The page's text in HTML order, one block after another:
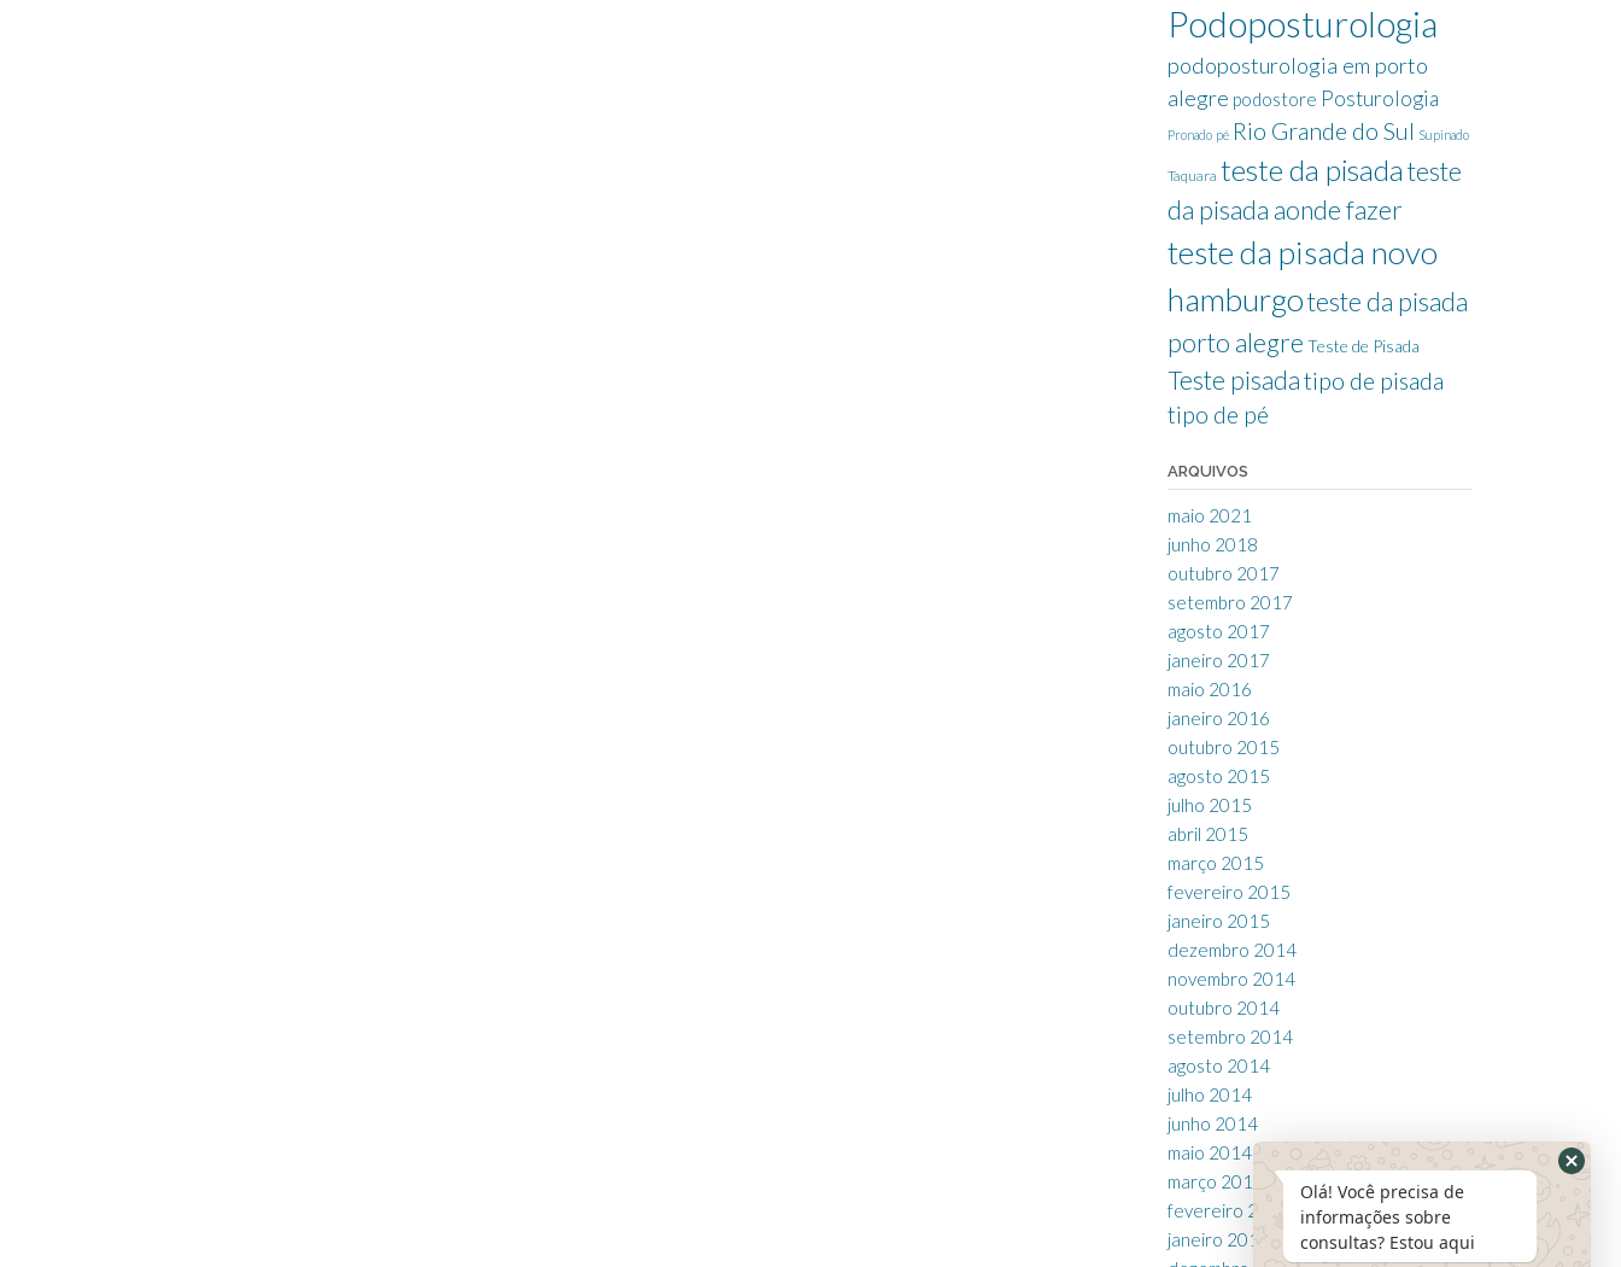
Podoposturologia
podoposturologia em porto
alegre podostore Posturologia
Pronado pé Rio Grande do Sul Supinado
Taquara teste da pisadateste
da pisada aonde fazer
teste da pisada novo
hamburgoteste da pisada
porto alegre Teste de Pisada
Teste pisadatipo de pisada
tipo de pé
ARQUIVOS
maio 2021
junho 2018
outubro 2017
setembro 2017
agosto 2017
janeiro 2017
maio 2016
janeiro 2016
outubro 2015
agosto 2015
julho 2015
abril 2015
março 2015
fevereiro 2015
janeiro 2015
dezembro 2014
novembro 2014
outubro 2014
setembro 2014
agosto 2014
julho 2014
junho 2014
maio 2014
março 2014
fevereiro 2014
janeiro 2014
Olá! Você precisa de
informações sobre
consultas? Estou aqui